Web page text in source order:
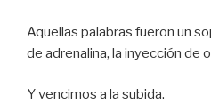
Aquellas palabras fueron un
de adrenalina, la inyección de
Y vencimos a la subida.